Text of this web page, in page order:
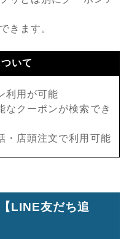
きます。
いて
利用が可能
クーポンが検索でき
店頭注文で利用可能
LINE友だち追